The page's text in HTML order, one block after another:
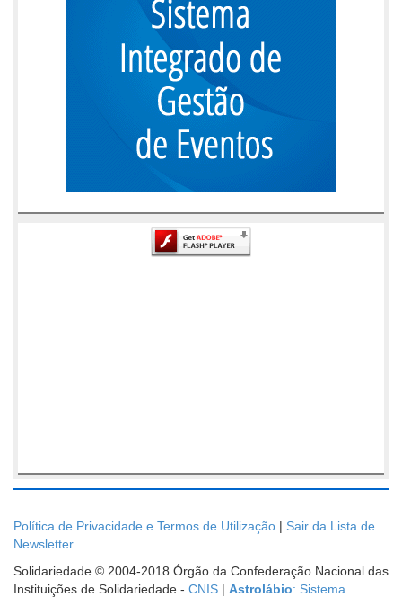
Política de Privacidade e Termos de Utilização | Sair da Lista de
Newsletter
Solidariedade © 2004-2018 Órgão da Confederação Nacional das
Instituições de Solidariedade - CNIS | Astrolábio: Sistema